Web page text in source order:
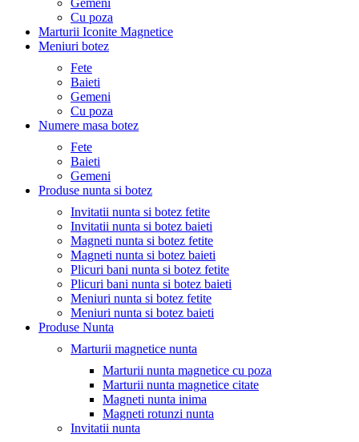
Gemeni
Cu poza
Marturii Iconite Magnetice
Meniuri botez
Fete
Baieti
Gemeni
Cu poza
Numere masa botez
Fete
Baieti
Gemeni
Produse nunta si botez
Invitatii nunta si botez fetite
Invitatii nunta si botez baieti
Magneti nunta si botez fetite
Magneti nunta si botez baieti
Plicuri bani nunta si botez fetite
Plicuri bani nunta si botez baieti
Meniuri nunta si botez fetite
Meniuri nunta si botez baieti
Produse Nunta
Marturii magnetice nunta
Marturii nunta magnetice cu poza
Marturii nunta magnetice citate
Magneti nunta inima
Magneti rotunzi nunta
Invitatii nunta